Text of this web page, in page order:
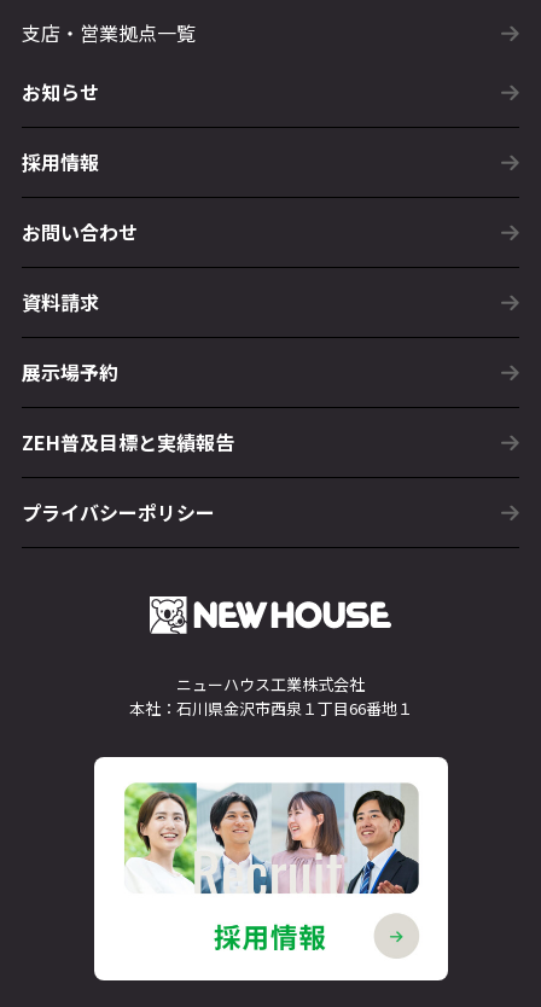
ニューハウス工業株式会社
本社：石川県金沢市西泉１丁目66番地１
支店・営業拠点一覧
お知らせ
採用情報
お問い合わせ
資料請求
展示場予約
ZEH普及目標と実績報告
プライバシーポリシー